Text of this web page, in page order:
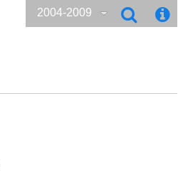
2004-2009